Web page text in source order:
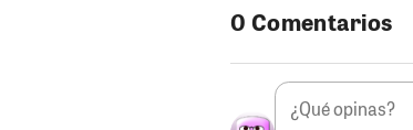
0 Comentarios